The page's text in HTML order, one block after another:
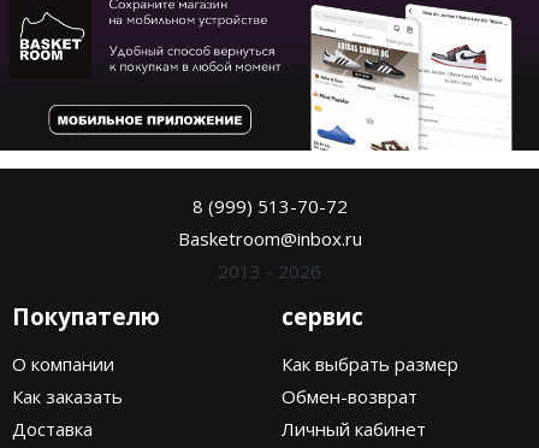
8 (999) 513-70-72
Basketroom@inbox.ru
2013 - 2026
Покупателю
О компании
Как заказать
Доставка
сервис
Как выбрать размер
Обмен-возврат
Личный кабинет